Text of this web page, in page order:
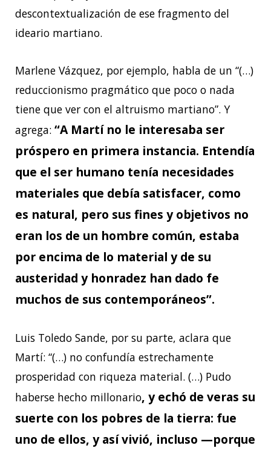
descontextualización de ese fragmento del
ideario martiano.
Marlene Vázquez, por ejemplo, habla de un “(…)
reduccionismo pragmático que poco o nada
tiene que ver con el altruismo martiano”. Y
agrega: “A Martí no le interesaba ser
próspero en primera instancia. Entendía
que el ser humano tenía necesidades
materiales que debía satisfacer, como
es natural, pero sus fines y objetivos no
eran los de un hombre común, estaba
por encima de lo material y de su
austeridad y honradez han dado fe
muchos de sus contemporáneos”.
Luis Toledo Sande, por su parte, aclara que
Martí: “(…) no confundía estrechamente
prosperidad con riqueza material. (…) Pudo
haberse hecho millonario, y echó de veras su
suerte con los pobres de la tierra: fue
uno de ellos, y así vivió, incluso —porque